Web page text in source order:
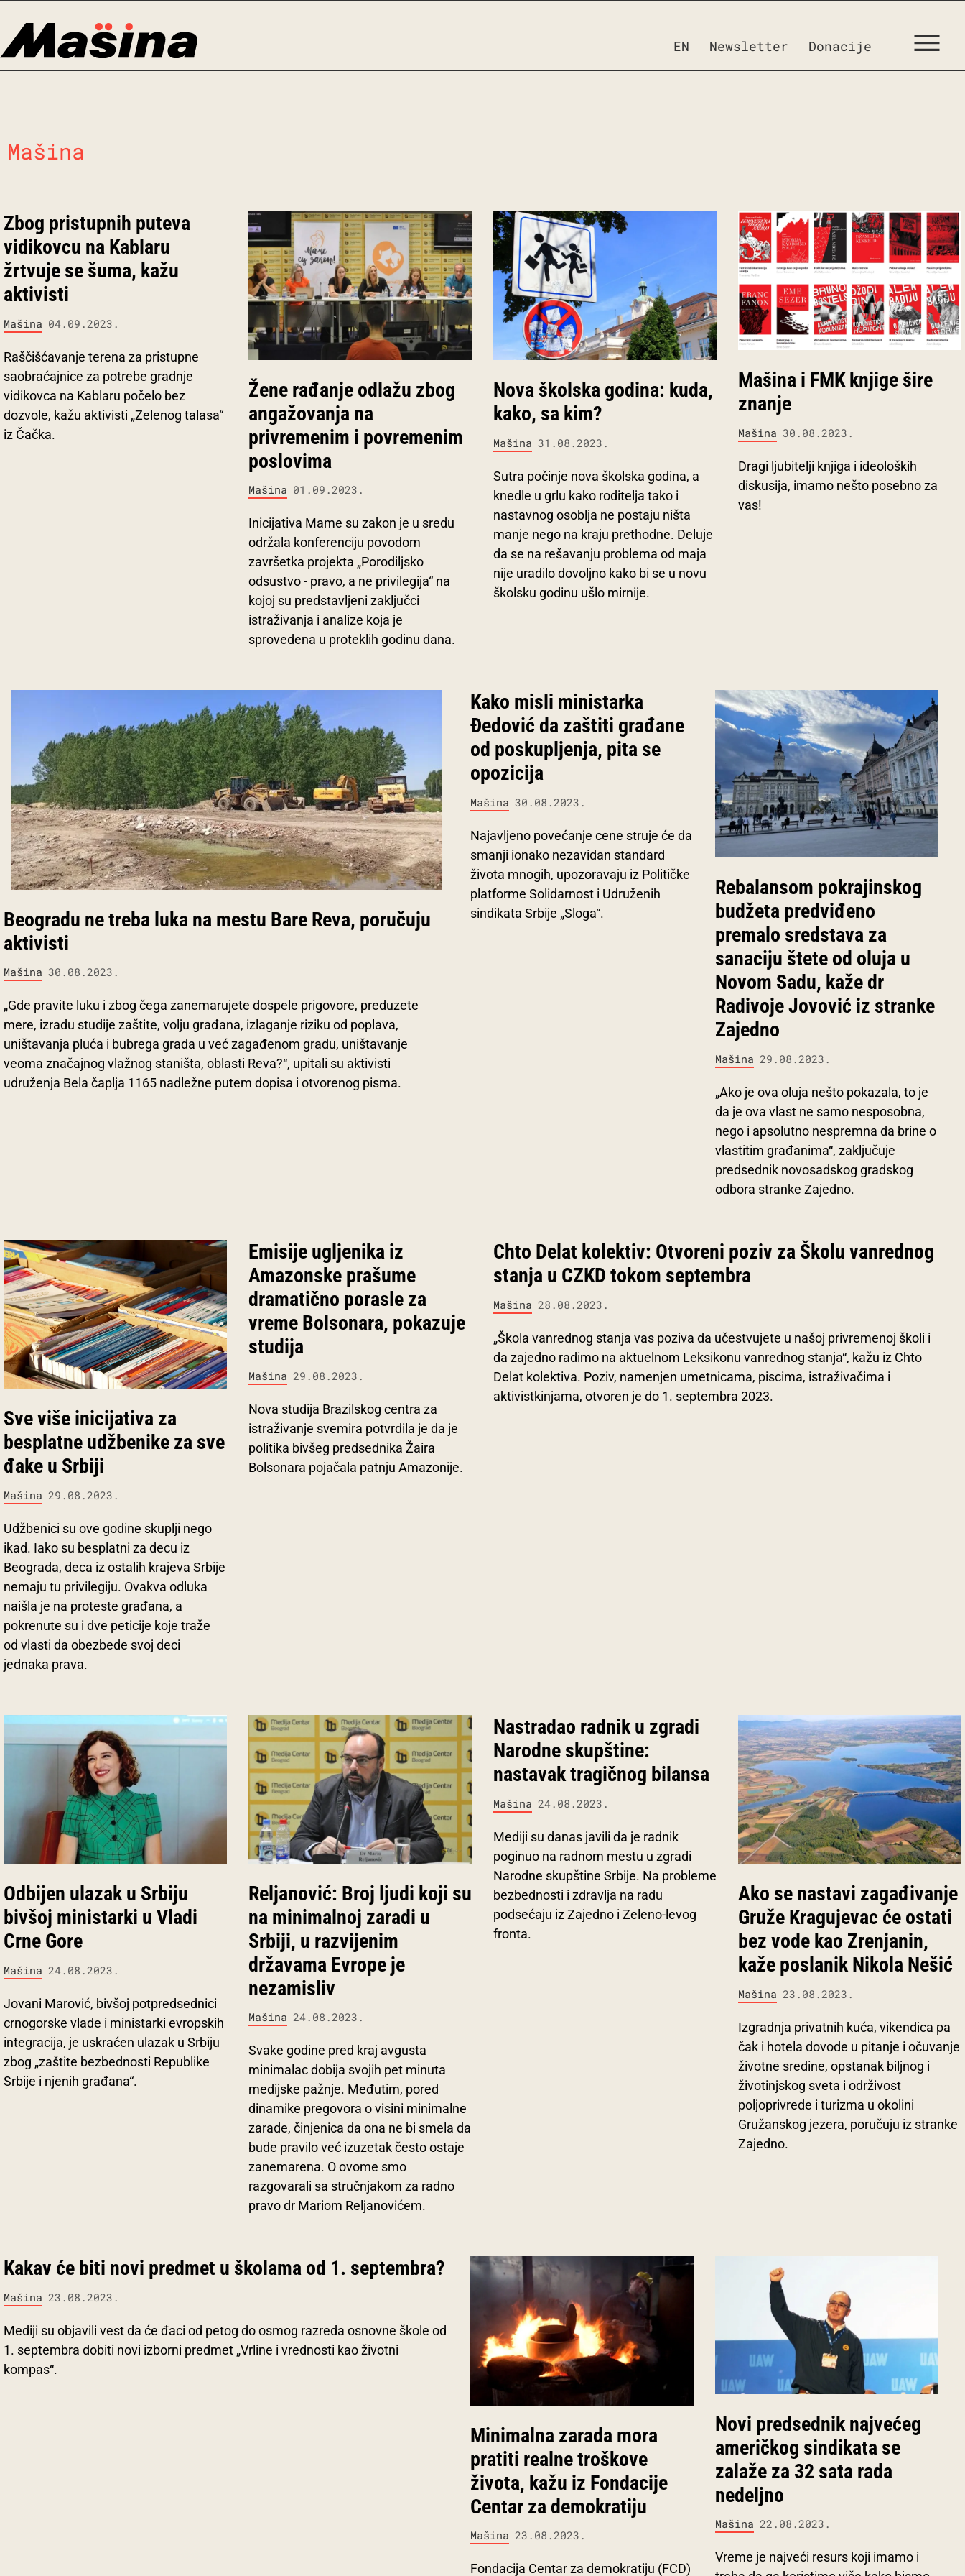
content
EN Newsletter Donacije
Mašina
Zbog pristupnih puteva
vidikovcu na Kablaru
žrtvuje se šuma, kažu
aktivisti
Mašina 04.09.2023.
Raščišćavanje terena za pristupne
saobraćajnice za potrebe gradnje
vidikovca na Kablaru počelo bez
dozvole, kažu aktivisti „Zelenog talasa“
iz Čačka.
Žene rađanje odlažu zbog
angažovanja na
privremenim i povremenim
poslovima
Mašina 01.09.2023.
Inicijativa Mame su zakon je u sredu
održala konferenciju povodom
završetka projekta „Porodiljsko
odsustvo - pravo, a ne privilegija“ na
kojoj su predstavljeni zaključci
istraživanja i analize koja je
sprovedena u proteklih godinu dana.
Nova školska godina: kuda,
kako, sa kim?
Mašina 31.08.2023.
Sutra počinje nova školska godina, a
knedle u grlu kako roditelja tako i
nastavnog osoblja ne postaju ništa
manje nego na kraju prethodne. Deluje
da se na rešavanju problema od maja
nije uradilo dovoljno kako bi se u novu
školsku godinu ušlo mirnije.
Mašina i FMK knjige šire
znanje
Mašina 30.08.2023.
Dragi ljubitelji knjiga i ideoloških
diskusija, imamo nešto posebno za
vas!
Beogradu ne treba luka na mestu Bare Reva, poručuju
aktivisti
Mašina 30.08.2023.
„Gde pravite luku i zbog čega zanemarujete dospele prigovore, preduzete
mere, izradu studije zaštite, volju građana, izlaganje riziku od poplava,
uništavanja pluća i bubrega grada u već zagađenom gradu, uništavanje
veoma značajnog vlažnog staništa, oblasti Reva?“, upitali su aktivisti
udruženja Bela čaplja 1165 nadležne putem dopisa i otvorenog pisma.
Kako misli ministarka
Đedović da zaštiti građane
od poskupljenja, pita se
opozicija
Mašina 30.08.2023.
Najavljeno povećanje cene struje će da
smanji ionako nezavidan standard
života mnogih, upozoravaju iz Političke
platforme Solidarnost i Udruženih
sindikata Srbije „Sloga“.
Rebalansom pokrajinskog
budžeta predviđeno
premalo sredstava za
sanaciju štete od oluja u
Novom Sadu, kaže dr
Radivoje Jovović iz stranke
Zajedno
Mašina 29.08.2023.
„Ako je ova oluja nešto pokazala, to je
da je ova vlast ne samo nesposobna,
nego i apsolutno nespremna da brine o
vlastitim građanima“, zaključuje
predsednik novosadskog gradskog
odbora stranke Zajedno.
Sve više inicijativa za
besplatne udžbenike za sve
đake u Srbiji
Mašina 29.08.2023.
Udžbenici su ove godine skuplji nego
ikad. Iako su besplatni za decu iz
Beograda, deca iz ostalih krajeva Srbije
nemaju tu privilegiju. Ovakva odluka
naišla je na proteste građana, a
pokrenute su i dve peticije koje traže
od vlasti da obezbede svoj deci
jednaka prava.
Emisije ugljenika iz
Amazonske prašume
dramatično porasle za
vreme Bolsonara, pokazuje
studija
Mašina 29.08.2023.
Nova studija Brazilskog centra za
istraživanje svemira potvrdila je da je
politika bivšeg predsednika Žaira
Bolsonara pojačala patnju Amazonije.
Chto Delat kolektiv: Otvoreni poziv za Školu vanrednog
stanja u CZKD tokom septembra
Mašina 28.08.2023.
„Škola vanrednog stanja vas poziva da učestvujete u našoj privremenoj školi i
da zajedno radimo na aktuelnom Leksikonu vanrednog stanja“, kažu iz Chto
Delat kolektiva. Poziv, namenjen umetnicama, piscima, istraživačima i
aktivistkinjama, otvoren je do 1. septembra 2023.
Odbijen ulazak u Srbiju
bivšoj ministarki u Vladi
Crne Gore
Mašina 24.08.2023.
Jovani Marović, bivšoj potpredsednici
crnogorske vlade i ministarki evropskih
integracija, je uskraćen ulazak u Srbiju
zbog „zaštite bezbednosti Republike
Srbije i njenih građana“.
Reljanović: Broj ljudi koji su
na minimalnoj zaradi u
Srbiji, u razvijenim
državama Evrope je
nezamisliv
Mašina 24.08.2023.
Svake godine pred kraj avgusta
minimalac dobija svojih pet minuta
medijske pažnje. Međutim, pored
dinamike pregovora o visini minimalne
zarade, činjenica da ona ne bi smela da
bude pravilo već izuzetak često ostaje
zanemarena. O ovome smo
razgovarali sa stručnjakom za radno
pravo dr Mariom Reljanovićem.
Nastradao radnik u zgradi
Narodne skupštine:
nastavak tragičnog bilansa
Mašina 24.08.2023.
Mediji su danas javili da je radnik
poginuo na radnom mestu u zgradi
Narodne skupštine Srbije. Na probleme
bezbednosti i zdravlja na radu
podsećaju iz Zajedno i Zeleno-levog
fronta.
Ako se nastavi zagađivanje
Gruže Kragujevac će ostati
bez vode kao Zrenjanin,
kaže poslanik Nikola Nešić
Mašina 23.08.2023.
Izgradnja privatnih kuća, vikendica pa
čak i hotela dovode u pitanje i očuvanje
životne sredine, opstanak biljnog i
životinjskog sveta i održivost
poljoprivrede i turizma u okolini
Gružanskog jezera, poručuju iz stranke
Zajedno.
Kakav će biti novi predmet u školama od 1. septembra?
Mašina 23.08.2023.
Mediji su objavili vest da će đaci od petog do osmog razreda osnovne škole od
1. septembra dobiti novi izborni predmet „Vrline i vrednosti kao životni
kompas“.
Minimalna zarada mora
pratiti realne troškove
života, kažu iz Fondacije
Centar za demokratiju
Mašina 23.08.2023.
Fondacija Centar za demokratiju (FCD)
Novi predsednik najvećeg
američkog sindikata se
zalaže za 32 sata rada
nedeljno
Mašina 22.08.2023.
Vreme je najveći resurs koji imamo i